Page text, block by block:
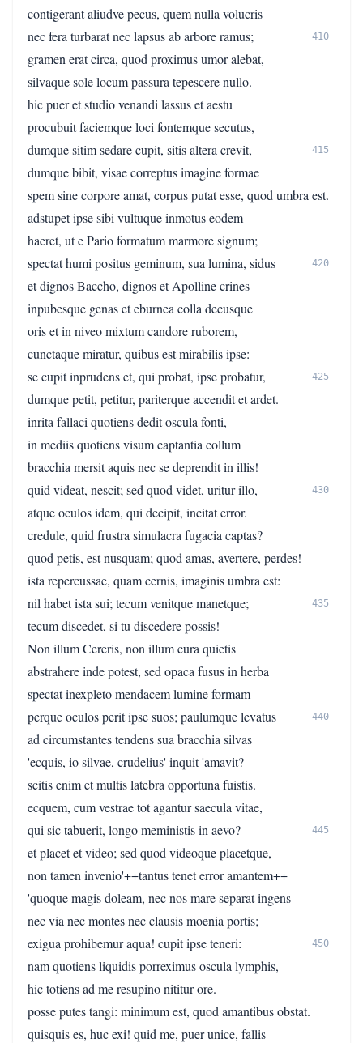
contigerant aliudve pecus, quem nulla volucris
nec fera turbarat nec lapsus ab arbore ramus;
410
gramen erat circa, quod proximus umor alebat,
silvaque sole locum passura tepescere nullo.
hic puer et studio venandi lassus et aestu
procubuit faciemque loci fontemque secutus,
dumque sitim sedare cupit, sitis altera crevit,
415
dumque bibit, visae correptus imagine formae
spem sine corpore amat, corpus putat esse, quod umbra est.
adstupet ipse sibi vultuque inmotus eodem
haeret, ut e Pario formatum marmore signum;
spectat humi positus geminum, sua lumina, sidus
420
et dignos Baccho, dignos et Apolline crines
inpubesque genas et eburnea colla decusque
oris et in niveo mixtum candore ruborem,
cunctaque miratur, quibus est mirabilis ipse:
se cupit inprudens et, qui probat, ipse probatur,
425
dumque petit, petitur, pariterque accendit et ardet.
inrita fallaci quotiens dedit oscula fonti,
in mediis quotiens visum captantia collum
bracchia mersit aquis nec se deprendit in illis!
quid videat, nescit; sed quod videt, uritur illo,
430
atque oculos idem, qui decipit, incitat error.
credule, quid frustra simulacra fugacia captas?
quod petis, est nusquam; quod amas, avertere, perdes!
ista repercussae, quam cernis, imaginis umbra est:
nil habet ista sui; tecum venitque manetque;
435
tecum discedet, si tu discedere possis!
Non illum Cereris, non illum cura quietis
abstrahere inde potest, sed opaca fusus in herba
spectat inexpleto mendacem lumine formam
perque oculos perit ipse suos; paulumque levatus
440
ad circumstantes tendens sua bracchia silvas
'ecquis, io silvae, crudelius' inquit 'amavit?
scitis enim et multis latebra opportuna fuistis.
ecquem, cum vestrae tot agantur saecula vitae,
qui sic tabuerit, longo meministis in aevo?
445
et placet et video; sed quod videoque placetque,
non tamen invenio'++tantus tenet error amantem++
'quoque magis doleam, nec nos mare separat ingens
nec via nec montes nec clausis moenia portis;
exigua prohibemur aqua! cupit ipse teneri:
450
nam quotiens liquidis porreximus oscula lymphis,
hic totiens ad me resupino nititur ore.
posse putes tangi: minimum est, quod amantibus obstat.
quisquis es, huc exi! quid me, puer unice, fallis